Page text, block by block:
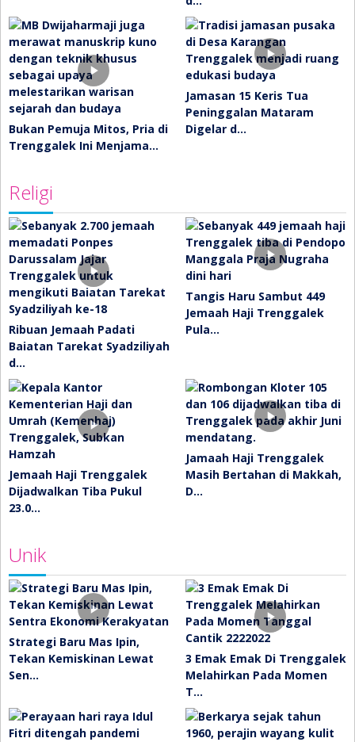
Bukan Pemuja Mitos, Pria di
Trenggalek Ini Menjama…
Jamasan 15 Keris Tua
Peninggalan Mataram
Digelar d…
Religi
Ribuan Jemaah Padati
Baiatan Tarekat Syadziliyah
d…
Tangis Haru Sambut 449
Jemaah Haji Trenggalek
Pula…
Jemaah Haji Trenggalek
Dijadwalkan Tiba Pukul
23.0…
Jamaah Haji Trenggalek
Masih Bertahan di Makkah,
D…
Unik
Strategi Baru Mas Ipin,
Tekan Kemiskinan Lewat
Sen…
3 Emak Emak Di Trenggalek
Melahirkan Pada Momen
T…